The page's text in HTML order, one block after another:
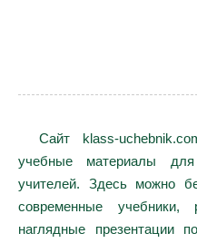
Сайт klass-
учебные материалы
учителей. Здесь можно
современные
наглядные презентации